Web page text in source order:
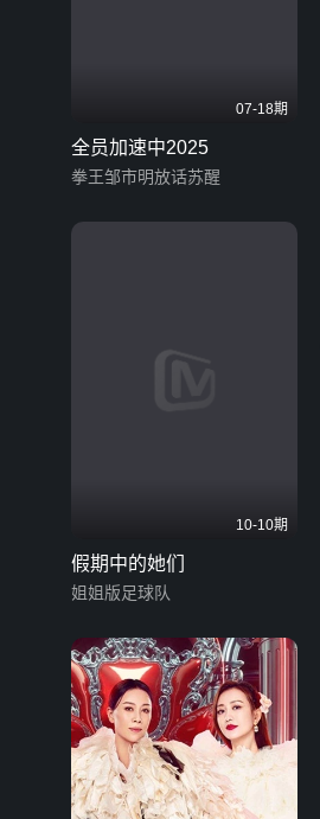
07-18期
全员加速中2025
拳王邹市明放话苏醒
10-10期
假期中的她们
姐姐版足球队